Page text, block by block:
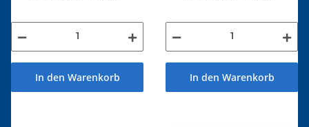
In den Warenkorb In den Warenkorb